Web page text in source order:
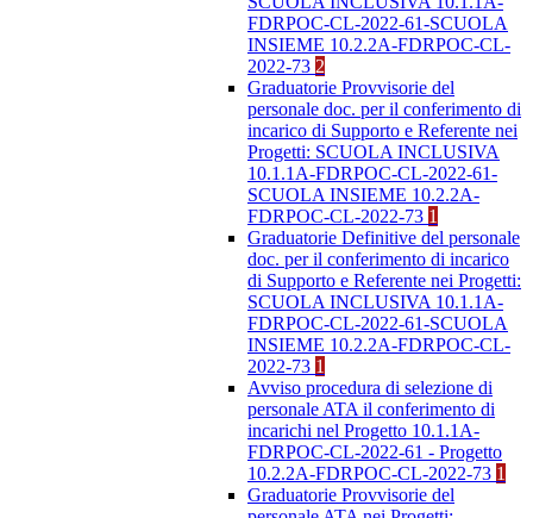
FDRPOC-CL-2022-61-SCUOLA
INSIEME 10.2.2A-FDRPOC-CL-
2022-73 2
Graduatorie Provvisorie del
personale doc. per il conferimento di
incarico di Supporto e Referente nei
Progetti: SCUOLA INCLUSIVA
10.1.1A-FDRPOC-CL-2022-61-
SCUOLA INSIEME 10.2.2A-
FDRPOC-CL-2022-73 1
Graduatorie Definitive del personale
doc. per il conferimento di incarico
di Supporto e Referente nei Progetti:
SCUOLA INCLUSIVA 10.1.1A-
FDRPOC-CL-2022-61-SCUOLA
INSIEME 10.2.2A-FDRPOC-CL-
2022-73 1
Avviso procedura di selezione di
personale ATA il conferimento di
incarichi nel Progetto 10.1.1A-
FDRPOC-CL-2022-61 - Progetto
10.2.2A-FDRPOC-CL-2022-73 1
Graduatorie Provvisorie del